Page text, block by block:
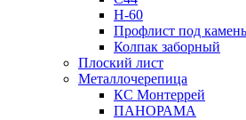
Н-60
Профлист под
Колпак заборный
Плоский лист
Металлочерепица
КС Монтеррей
ПАНОРАМА